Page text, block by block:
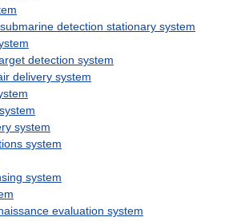
detection stationary system
detection system
delivery system
system
system
system
evaluation system